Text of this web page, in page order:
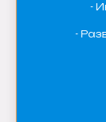
-
-